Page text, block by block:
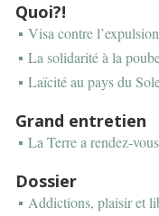
Quoi?!
Visa contre l’expulsion
La solidarité à la
Laïcité au pays du
Grand entretien
La Terre a rendez-
Dossier
Addictions, plaisir et